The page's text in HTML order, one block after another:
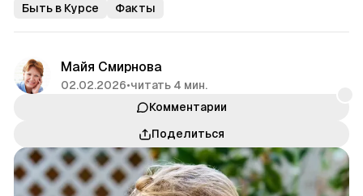
Быть в Курсе Факты
Майя Смирнова
02.02.2026•читать 4 мин.
Комментарии
Поделиться